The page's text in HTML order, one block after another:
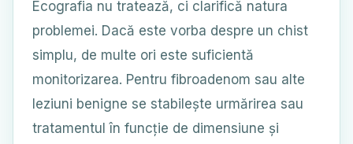
Ecografia nu tratează, ci clarifică natura
problemei. Dacă este vorba despre un chist
simplu, de multe ori este suficientă
monitorizarea. Pentru fibroadenom sau alte
leziuni benigne se stabilește urmărirea sau
tratamentul în funcție de dimensiune și